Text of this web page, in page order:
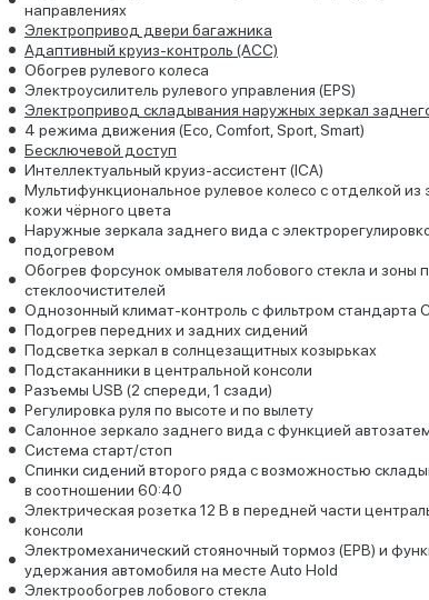
направлениях
Электропривод двери багажника
Адаптивный круиз-контроль (ACC)
Обогрев рулевого колеса
Электроусилитель рулевого управления (EPS)
Электропривод складывания наружных зеркал
4 режимa движения (Eco, Comfort, Sport, Smart)
Бесключевой доступ
Интеллектуальный круиз-ассистент (ICA)
Мультифункциональное рулевое колесо с отделкой из
кожи чёрного цвета
Наружные зеркала заднего вида с
подогревом
Обогрев форсунок омывателя лобового стекла и зоны
стеклоочистителей
Однозонный климат-контроль с фильтром стандарта
Подогрев передних и задних сидений
Подсветка зеркал в солнцезащитных козырьках
Подстаканники в центральной консоли
Разъемы USB (2 спереди, 1 сзади)
Регулировка руля по высоте и по вылету
Салонное зеркало заднего вида с функцией
Система старт/стоп
Спинки сидений второго ряда с возможностью
в соотношении 60:40
Электрическая розетка 12 В в передней части
консоли
Электромеханический стояночный тормоз (EPB) и
удержания автомобиля на месте Auto Hold
Электрообогрев лобового стекла